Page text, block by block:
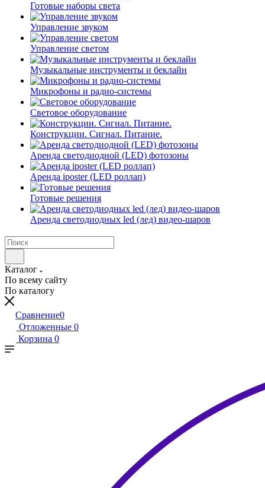
Готовые наборы света
Управление звуком
Управление светом
Музыкальные инструменты и беклайн
Микрофоны и радио-системы
Световое оборудование
Конструкции. Сигнал. Питание.
Аренда светодиодной (LED) фотозоны
Аренда iposter (LED роллап)
Готовые решения
Аренда светодиодных led (лед) видео-шаров
Каталог
По всему сайту
По каталогу
Сравнение0
Отложенные 0
Корзина 0